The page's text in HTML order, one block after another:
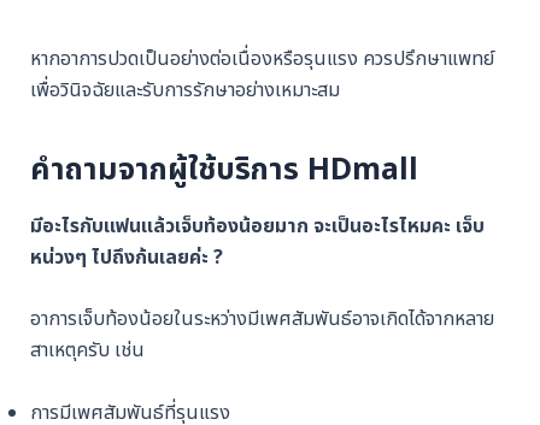
หากอาการปวดเป็นอย่างต่อเนื่องหรือรุนแรง ควรปรึกษาแพทย์
เพื่อวินิจฉัยและรับการรักษาอย่างเหมาะสม
คำถามจากผู้ใช้บริการ HDmall
มีอะไรกับแฟนแล้วเจ็บท้องน้อยมาก จะเป็นอะไรไหมคะ เจ็บ
หน่วงๆ ไปถึงก้นเลยค่ะ ?
อาการเจ็บท้องน้อยในระหว่างมีเพศสัมพันธ์อาจเกิดได้จากหลาย
สาเหตุครับ เช่น
การมีเพศสัมพันธ์ที่รุนแรง